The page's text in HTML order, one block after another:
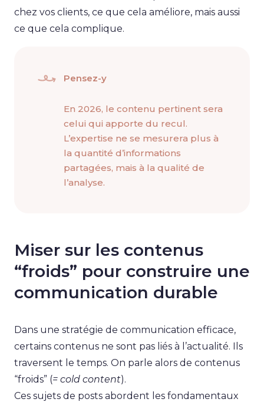
chez vos clients, ce que cela améliore, mais aussi
ce que cela complique.
Pensez-y
En 2026, le contenu pertinent sera
celui qui apporte du recul.
L’expertise ne se mesurera plus à
la quantité d’informations
partagées, mais à la qualité de
l’analyse.
Miser sur les contenus
“froids” pour construire une
communication durable
Dans une stratégie de communication efficace,
certains contenus ne sont pas liés à l’actualité. Ils
traversent le temps. On parle alors de contenus
“froids” (= cold content).
Ces sujets de posts abordent les fondamentaux